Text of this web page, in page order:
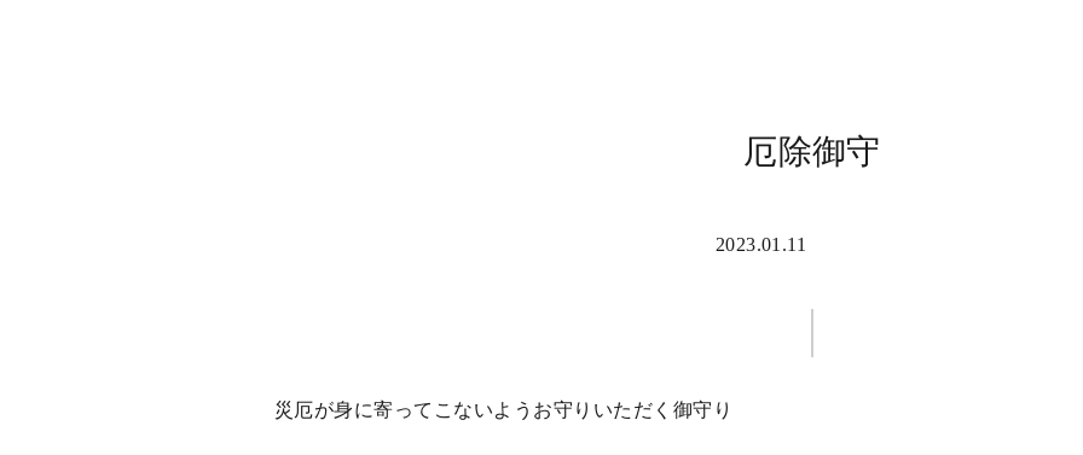
厄除御守
2023.01.11
災厄が身に寄ってこないようお守りいただく御守り